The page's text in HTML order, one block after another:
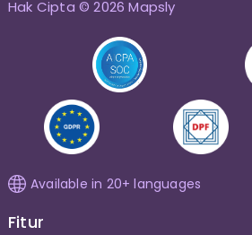
Hak Cipta © 2026 Mapsly
Available in 20+ languages
Fitur